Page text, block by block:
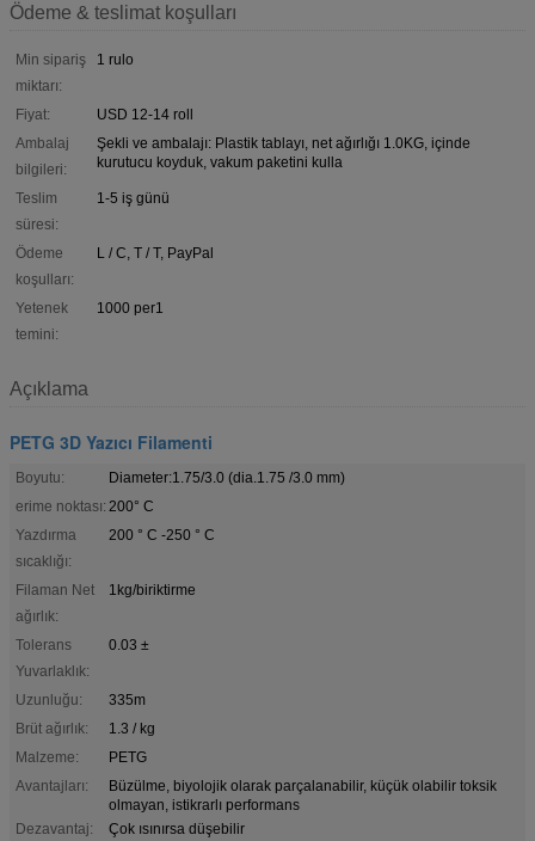
Ödeme & teslimat koşulları
Min sipariş
miktarı:
1 rulo
Fiyat:
USD 12-14 roll
Ambalaj
bilgileri:
Şekli ve ambalajı: Plastik tablayı, net ağırlığı 1.0KG, içinde
kurutucu koyduk, vakum paketini kulla
Teslim
süresi:
1-5 iş günü
Ödeme
koşulları:
L / C, T / T, PayPal
Yetenek
temini:
1000 per1
Açıklama
PETG 3D Yazıcı Filamenti
Boyutu:
Diameter:1.75/3.0 (dia.1.75 /3.0 mm)
erime noktası: 200° C
Yazdırma
sıcaklığı:
200 ° C -250 ° C
Filaman Net
ağırlık:
1kg/biriktirme
Tolerans
Yuvarlaklık:
0.03 ±
Uzunluğu:
335m
Brüt ağırlık:
1.3 / kg
Malzeme:
PETG
Avantajları:
Büzülme, biyolojik olarak parçalanabilir, küçük olabilir toksik
olmayan, istikrarlı performans
Dezavantaj:
Çok ısınırsa düşebilir